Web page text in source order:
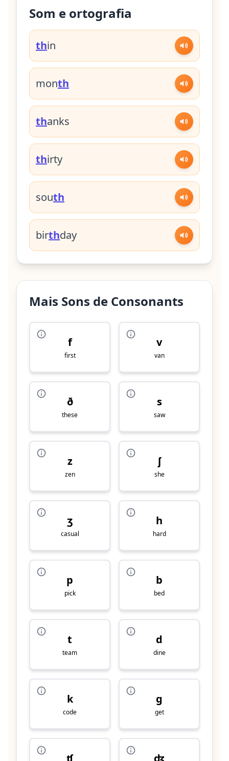
Som e ortografia
thin
month
thanks
thirty
south
birthday
Mais Sons de Consonants
f
first
v
van
ð
these
s
saw
z
zen
ʃ
she
ʒ
casual
h
hard
p
pick
b
bed
t
team
d
dine
k
code
g
get
ʧ ʤ